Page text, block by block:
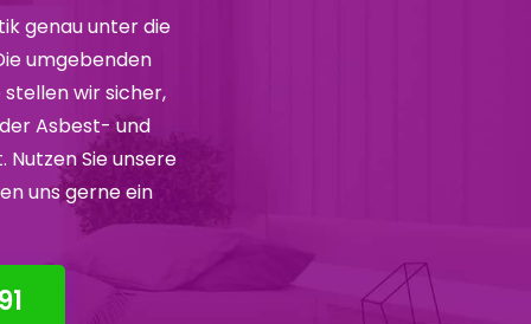
genau unter die
umgebenden
wir sicher,
Asbest- und
Sie unsere
uns gerne ein